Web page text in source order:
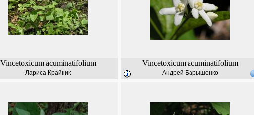
Vincetoxicum acuminatifolium
Лариса Крайник
Vincetoxicum acuminatifolium
Андрей Барышенко